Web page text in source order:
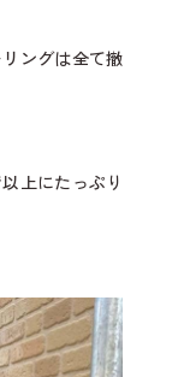
ングは全て撤
上にたっぷり